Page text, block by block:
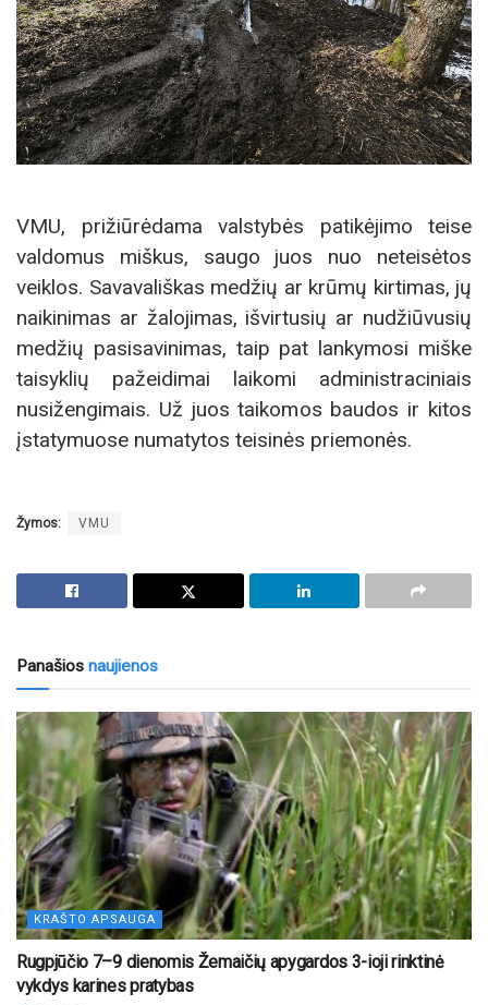
VMU, prižiūrėdama valstybės patikėjimo teise
valdomus miškus, saugo juos nuo neteisėtos
veiklos. Savavališkas medžių ar krūmų kirtimas, jų
naikinimas ar žalojimas, išvirtusių ar nudžiūvusių
medžių pasisavinimas, taip pat lankymosi miške
taisyklių pažeidimai laikomi administraciniais
nusižengimais. Už juos taikomos baudos ir kitos
įstatymuose numatytos teisinės priemonės.
Žymos: VMU
Panašios naujienos
KRAŠTO APSAUGA
Rugpjūčio 7–9 dienomis Žemaičių apygardos 3-ioji rinktinė
vykdys karines pratybas